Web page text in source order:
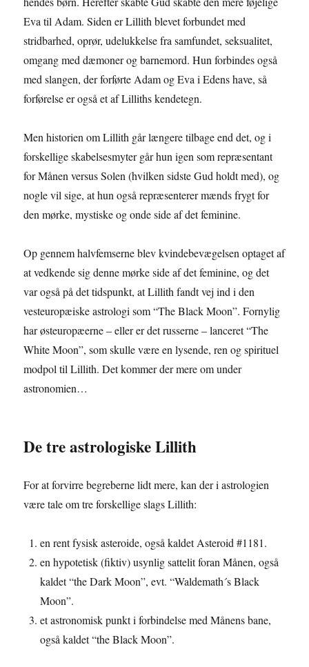
Eva til Adam. Siden er Lillith blevet forbundet med
stridbarhed, oprør, udelukkelse fra samfundet, seksualitet,
omgang med dæmoner og barnemord. Hun forbindes også
med slangen, der forførte Adam og Eva i Edens have, så
forførelse er også et af Lilliths kendetegn.
Men historien om Lillith går længere tilbage end det, og i
forskellige skabelsesmyter går hun igen som repræsentant
for Månen versus Solen (hvilken sidste Gud holdt med), og
nogle vil sige, at hun også repræsenterer mænds frygt for
den mørke, mystiske og onde side af det feminine.
Op gennem halvfemserne blev kvindebevægelsen optaget af
at vedkende sig denne mørke side af det feminine, og det
var også på det tidspunkt, at Lillith fandt vej ind i den
vesteuropæiske astrologi som “The Black Moon”. Fornylig
har østeuropæerne – eller er det russerne – lanceret “The
White Moon”, som skulle være en lysende, ren og spirituel
modpol til Lillith. Det kommer der mere om under
astronomien…
De tre astrologiske Lillith
For at forvirre begreberne lidt mere, kan der i astrologien
være tale om tre forskellige slags Lillith:
en rent fysisk asteroide, også kaldet Asteroid #1181.
en hypotetisk (fiktiv) usynlig sattelit foran Månen, også
kaldet “the Dark Moon”, evt. “Waldemath´s Black
Moon”.
et astronomisk punkt i forbindelse med Månens bane,
også kaldet “the Black Moon”.